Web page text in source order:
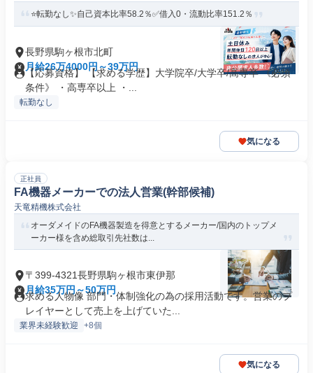
⭐転勤なし✨自己資本比率58.2％✅借入0・流動比率151.2％
長野県駒ヶ根市北町
月給26万4000円～39万円
【応募資格】 【求める学歴】大学院卒/大学卒/高専卒 《必須
条件》 ・高専卒以上 ・...
転勤なし
気になる
正社員
FA機器メーカーでの法人営業(幹部候補)
天竜精機株式会社
オーダメイドのFA機器製造を得意とするメーカー/国内のトップメ
ーカー様を含め総取引先社数は...
〒399-4321長野県駒ヶ根市東伊那
月給35万円～50万円
求める人物像 部門・体制強化の為の採用活動です。営業のプ
レイヤーとして売上を上げていた...
業界未経験歓迎 +8個
気になる